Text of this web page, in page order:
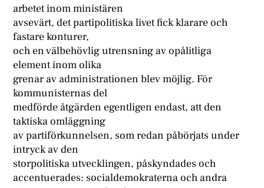
arbetet inom ministären
avsevärt, det partipolitiska livet fick klarare och
fastare konturer,
och en välbehövlig utrensning av opålitliga
element inom olika
grenar av administrationen blev möjlig. För
kommunisternas del
medförde åtgärden egentligen endast, att den
taktiska omläggning
av partiförkunnelsen, som redan påbörjats under
intryck av den
storpolitiska utvecklingen, påskyndades och
accentuerades: socialdemokraterna och andra